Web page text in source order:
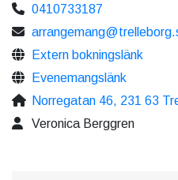
0410733187
Extern bokningslänk
Evenemangslänk
Norregatan 46, 231 63
Veronica Berggren